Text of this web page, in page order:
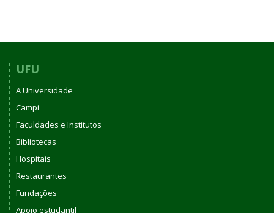
UFU
A Universidade
Campi
Faculdades e Institutos
Bibliotecas
Hospitais
Restaurantes
Fundações
Apoio estudantil